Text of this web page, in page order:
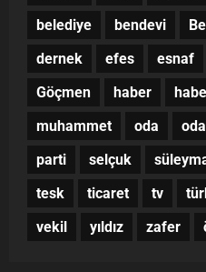
belediye
bendevi
dernek
efes esnaf
Göçmen
haber
muhammet
oda
parti
selçuk
tesk
ticaret tv
vekil
yıldız zafer